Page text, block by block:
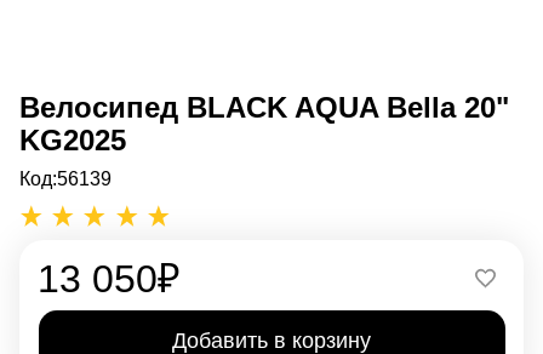
Велосипед BLACK AQUA Bella 20"
KG2025
Код:56139
13 050₽
Добавить в корзину